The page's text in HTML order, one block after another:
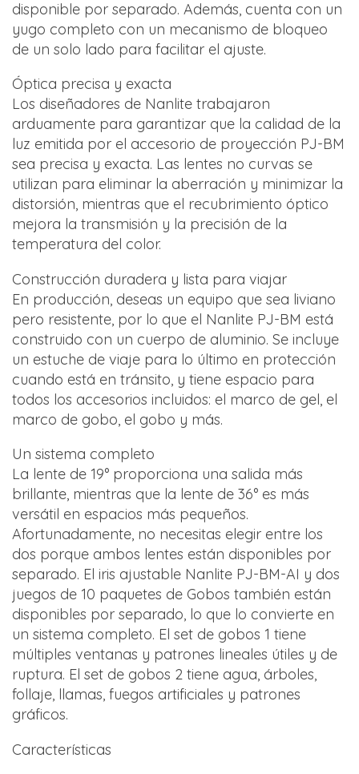
disponible por separado. Además, cuenta con un
yugo completo con un mecanismo de bloqueo
de un solo lado para facilitar el ajuste.
Óptica precisa y exacta
Los diseñadores de Nanlite trabajaron
arduamente para garantizar que la calidad de la
luz emitida por el accesorio de proyección PJ-BM
sea precisa y exacta. Las lentes no curvas se
utilizan para eliminar la aberración y minimizar la
distorsión, mientras que el recubrimiento óptico
mejora la transmisión y la precisión de la
temperatura del color.
Construcción duradera y lista para viajar
En producción, deseas un equipo que sea liviano
pero resistente, por lo que el Nanlite PJ-BM está
construido con un cuerpo de aluminio. Se incluye
un estuche de viaje para lo último en protección
cuando está en tránsito, y tiene espacio para
todos los accesorios incluidos: el marco de gel, el
marco de gobo, el gobo y más.
Un sistema completo
La lente de 19° proporciona una salida más
brillante, mientras que la lente de 36° es más
versátil en espacios más pequeños.
Afortunadamente, no necesitas elegir entre los
dos porque ambos lentes están disponibles por
separado. El iris ajustable Nanlite PJ-BM-AI y dos
juegos de 10 paquetes de Gobos también están
disponibles por separado, lo que lo convierte en
un sistema completo. El set de gobos 1 tiene
múltiples ventanas y patrones lineales útiles y de
ruptura. El set de gobos 2 tiene agua, árboles,
follaje, llamas, fuegos artificiales y patrones
gráficos.
Características